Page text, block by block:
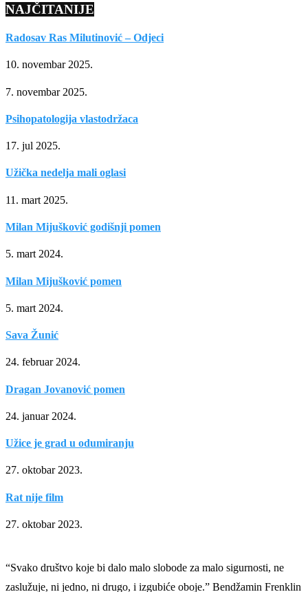
NAJČITANIJE
Radosav Ras Milutinović – Odjeci
10. novembar 2025.
7. novembar 2025.
Psihopatologija vlastodržaca
17. jul 2025.
Užička nedelja mali oglasi
11. mart 2025.
Milan Mijušković godišnji pomen
5. mart 2024.
Milan Mijušković pomen
5. mart 2024.
Sava Žunić
24. februar 2024.
Dragan Jovanović pomen
24. januar 2024.
Užice je grad u odumiranju
27. oktobar 2023.
Rat nije film
27. oktobar 2023.
“Svako društvo koje bi dalo malo slobode za malo sigurnosti, ne
zaslužuje, ni jedno, ni drugo, i izgubiće oboje.” Bendžamin Frenklin